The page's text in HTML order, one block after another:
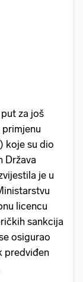
za još
koje su dio
Država
je u
licencu
sankcija
osigurao
predviđen